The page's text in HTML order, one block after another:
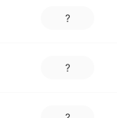
?
?